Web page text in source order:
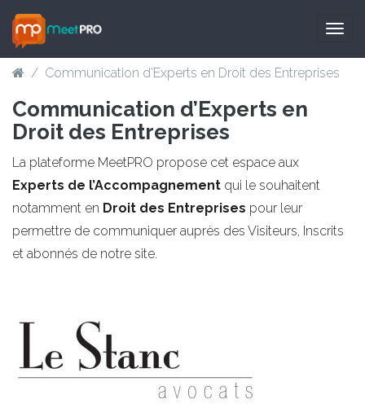
/ Communication d’Experts en Droit des Entreprises
Communication d’Experts en
Droit des Entreprises
La plateforme MeetPRO propose cet espace aux
Experts de l’Accompagnement qui le souhaitent
notamment en Droit des Entreprises pour leur
permettre de communiquer auprès des Visiteurs, Inscrits
et abonnés de notre site.